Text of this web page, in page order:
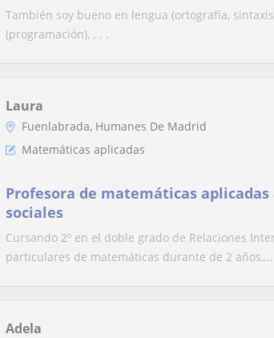
También soy bueno en lengua (ortografía,
(programación), . . .
Laura
Fuenlabrada, Humanes De Madrid
Matemáticas aplicadas
Profesora de matemáticas aplicadas
sociales
Cursando 2º en el doble grado de Relaciones
particulares de matemáticas durante de 2 años,...
Adela